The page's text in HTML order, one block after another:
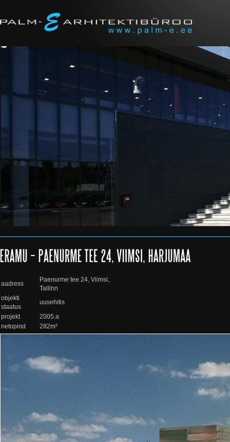
aadress
Paenurme tee 24, Viimsi,
Tallinn
objekti
staatus
uusehitis
projekt
2005.a
netopind
282m²